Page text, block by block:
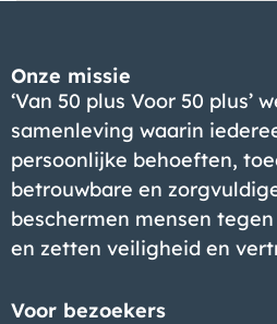
Onze missie
‘Van 50 plus Voor 50 plus’
samenleving waarin
persoonlijke behoeften,
betrouwbare en
beschermen mensen
en zetten veiligheid en
Voor bezoekers